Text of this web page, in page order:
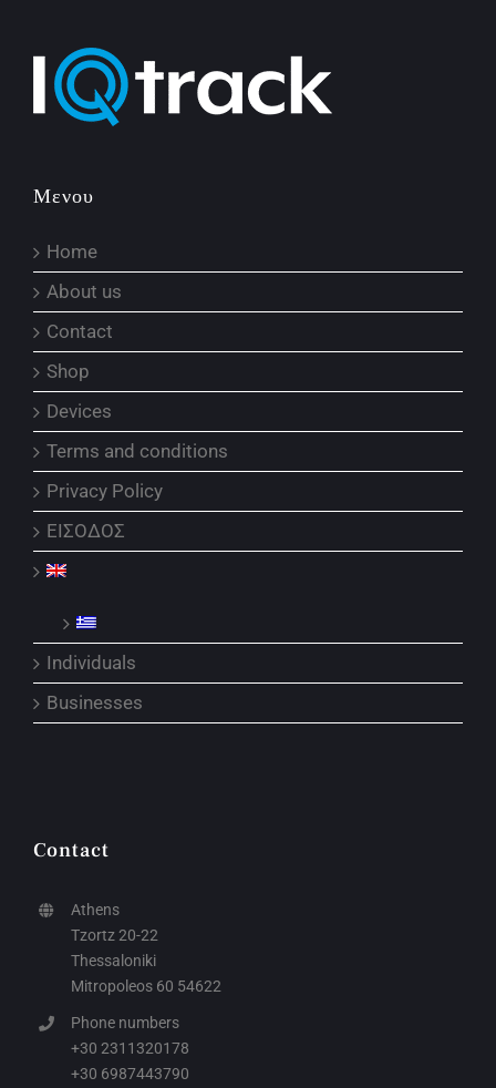
Μενου
Home
About us
Contact
Shop
Devices
Terms and conditions
Privacy Policy
ΕΙΣΟΔΟΣ
Individuals
Businesses
Contact
Athens
Tzortz 20-22
Thessaloniki
Mitropoleos 60 54622
Phone numbers
+30 2311320178
+30 6987443790